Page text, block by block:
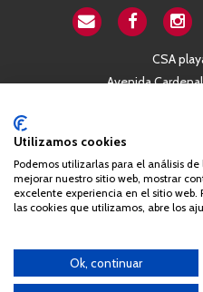
CSA
Avenida
Queda prohibida de forma
distribución de la totalidad o
Síndrome
Utilizamos cookies
Podemos utilizarlas para el análisis
mejorar nuestro sitio web, mostrar
excelente experiencia en el sitio
las cookies que utilizamos, abre los
Ok, continuar